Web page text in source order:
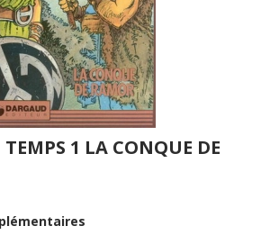
1 LA CONQUE DE